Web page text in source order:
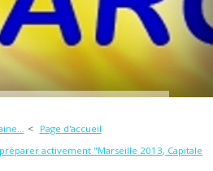
Page d'accueil
activement "Marseille 2013, Capitale